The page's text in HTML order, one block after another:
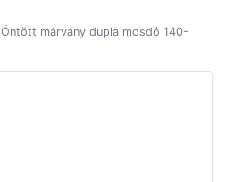
Öntött márvány dupla mosdó 140-